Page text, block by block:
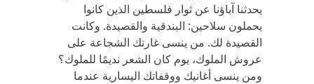
يحدثنا آباؤنا عن ثوار فلسطين الذين كانوا
يحملون سلاحين: البندقية والقصيدة. وكانت
القصيدة لك. من ينسى غارتك الشجاعة على
عروش الملوك، يوم كان الشعر نديمًا للملوك؟
ومن ينسى أغانيك ووقفاتك اليسارية عندما